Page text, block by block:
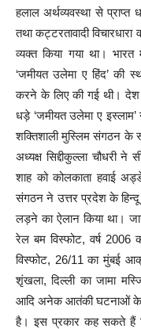
हलाल अर्थव्यवस्था से
तथा कट्टरतावादी
व्यक्त किया गया था।
‘जमीयत उलेमा ए हिंद’ की
करने के लिए की गई थी। देश
धड़े ‘जमीयत उलेमा ए
शक्तिशाली मुस्लिम संगठन के
अध्यक्ष सिद्दीकुल्ला चौधरी
शाह को कोलकाता हवाई
संगठन ने उत्तर प्रदेश के हिन्दू
लड़ने का ऐलान किया था।
रेल बम विस्फोट, वर्ष 2006
विस्फोट, 26/11 का मुंबई
शृंखला, दिल्ली का जामा
आदि अनेक आतंकी घटनाओं के
है। इस प्रकार कह सकते हैं